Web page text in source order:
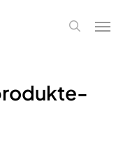
search